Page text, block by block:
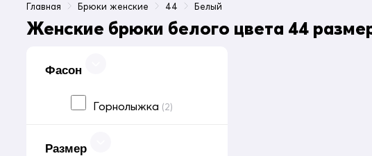
Главная Брюки женские 44 Белый
Женские брюки белого цвета 44
Фасон
Горнолыжка (2)
Размер